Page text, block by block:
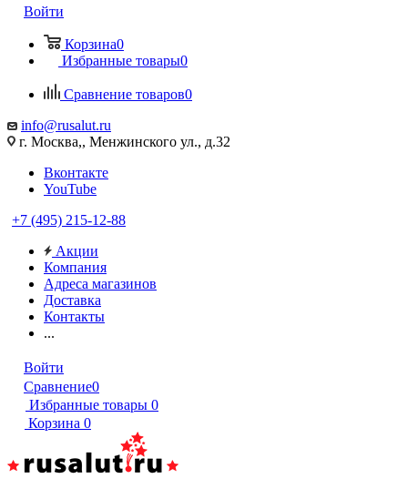
Войти
Корзина0
Избранные товары0
Сравнение товаров0
info@rusalut.ru
г. Москва,, Менжинского ул., д.32
Вконтакте
YouTube
+7 (495) 215-12-88
Акции
Компания
Адреса магазинов
Доставка
Контакты
...
Войти
Сравнение0
Избранные товары 0
Корзина 0